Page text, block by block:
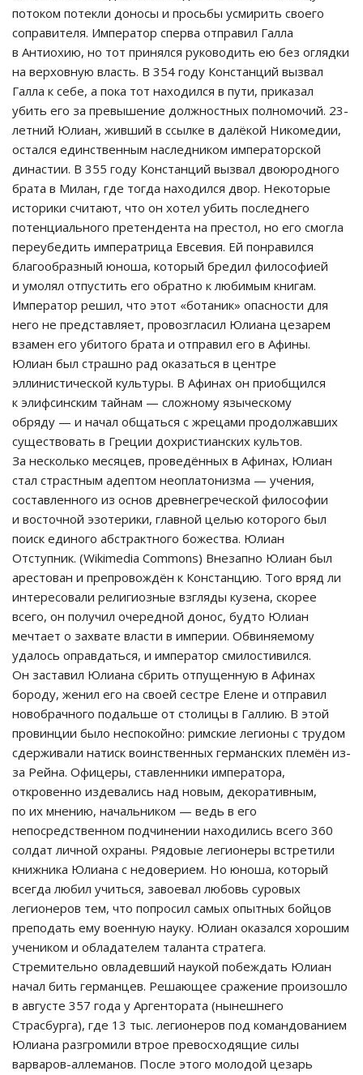
потоком потекли доносы и просьбы усмирить своего
соправителя. Император сперва отправил Галла
в Антиохию, но тот принялся руководить ею без оглядки
на верховную власть. В 354 году Констанций вызвал
Галла к себе, а пока тот находился в пути, приказал
убить его за превышение должностных полномочий. 23-
летний Юлиан, живший в ссылке в далёкой Никомедии,
остался единственным наследником императорской
династии. В 355 году Констанций вызвал двоюродного
брата в Милан, где тогда находился двор. Некоторые
историки считают, что он хотел убить последнего
потенциального претендента на престол, но его смогла
переубедить императрица Евсевия. Ей понравился
благообразный юноша, который бредил философией
и умолял отпустить его обратно к любимым книгам.
Император решил, что этот «ботаник» опасности для
него не представляет, провозгласил Юлиана цезарем
взамен его убитого брата и отправил его в Афины.
Юлиан был страшно рад оказаться в центре
эллинистической культуры. В Афинах он приобщился
к элифсинским тайнам — сложному языческому
обряду — и начал общаться с жрецами продолжавших
существовать в Греции дохристианских культов.
За несколько месяцев, проведённых в Афинах, Юлиан
стал страстным адептом неоплатонизма — учения,
составленного из основ древнегреческой философии
и восточной эзотерики, главной целью которого был
поиск единого абстрактного божества. Юлиан
Отступник. (Wikimedia Commons) Внезапно Юлиан был
арестован и препровождён к Констанцию. Того вряд ли
интересовали религиозные взгляды кузена, скорее
всего, он получил очередной донос, будто Юлиан
мечтает о захвате власти в империи. Обвиняемому
удалось оправдаться, и император смилостивился.
Он заставил Юлиана сбрить отпущенную в Афинах
бороду, женил его на своей сестре Елене и отправил
новобрачного подальше от столицы в Галлию. В этой
провинции было неспокойно: римские легионы с трудом
сдерживали натиск воинственных германских племён из-
за Рейна. Офицеры, ставленники императора,
откровенно издевались над новым, декоративным,
по их мнению, начальником — ведь в его
непосредственном подчинении находились всего 360
солдат личной охраны. Рядовые легионеры встретили
книжника Юлиана с недоверием. Но юноша, который
всегда любил учиться, завоевал любовь суровых
легионеров тем, что попросил самых опытных бойцов
преподать ему военную науку. Юлиан оказался хорошим
учеником и обладателем таланта стратега.
Стремительно овладевший наукой побеждать Юлиан
начал бить германцев. Решающее сражение произошло
в августе 357 года у Аргентората (нынешнего
Страсбурга), где 13 тыс. легионеров под командованием
Юлиана разгромили втрое превосходящие силы
варваров-аллеманов. После этого молодой цезарь